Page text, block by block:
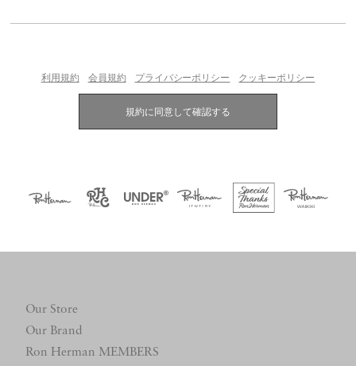
利用規約 会員規約 プライバシーポリシー クッキーポリシー
Our Store
Our Brand
Ron Herman MEMBERS